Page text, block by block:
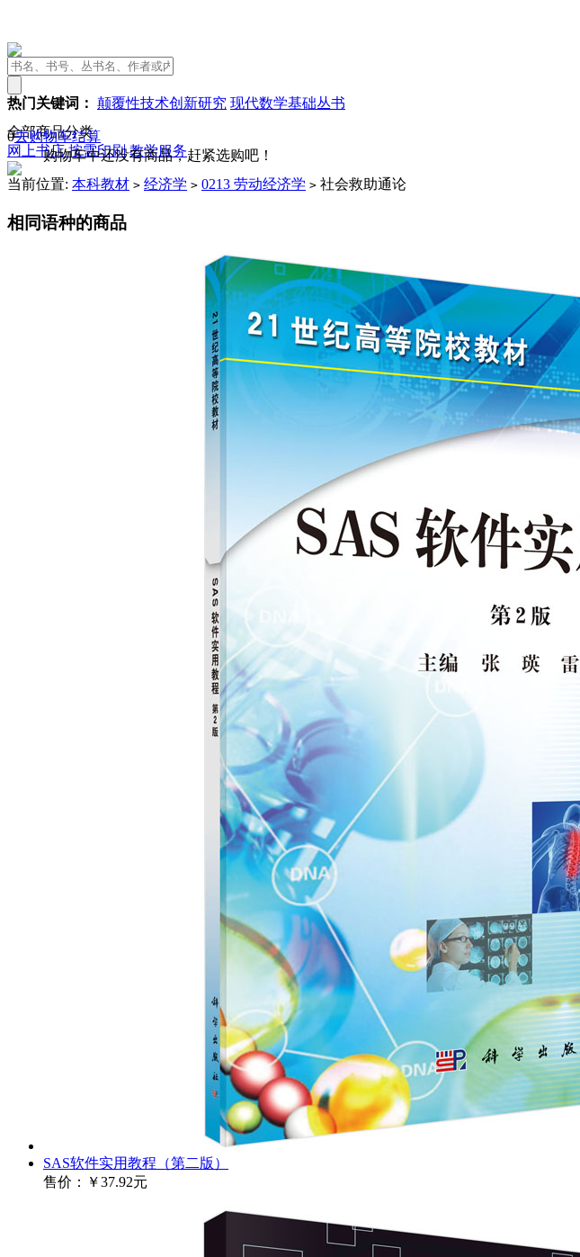
热门关键词： 颠覆性技术创新研究 现代数学基础丛书
0去购物车结算
购物车中还没有商品，赶紧选购吧！
全部商品分类
网上书店按需印刷 教学服务
当前位置: 本科教材 > 经济学 > 0213 劳动经济学 > 社会救助通论
相同语种的商品
SAS软件实用教程（第二版）
售价：
￥37.92元